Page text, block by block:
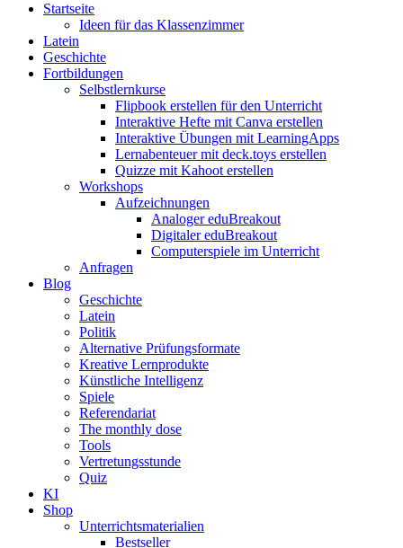
Startseite
Ideen für das Klassenzimmer
Latein
Geschichte
Fortbildungen
Selbstlernkurse
Flipbook erstellen für den Unterricht
Interaktive Hefte mit Canva erstellen
Interaktive Übungen mit LearningApps
Lernabenteuer mit deck.toys erstellen
Quizze mit Kahoot erstellen
Workshops
Aufzeichnungen
Analoger eduBreakout
Digitaler eduBreakout
Computerspiele im Unterricht
Anfragen
Blog
Geschichte
Latein
Politik
Alternative Prüfungsformate
Kreative Lernprodukte
Künstliche Intelligenz
Spiele
Referendariat
The monthly dose
Tools
Vertretungsstunde
Quiz
KI
Shop
Unterrichtsmaterialien
Bestseller